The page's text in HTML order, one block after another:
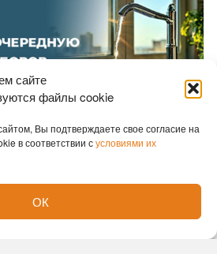
сайте
файлы cookie
Вы подтверждаете свое согласие на
в соответствии сусловиями их
ОК